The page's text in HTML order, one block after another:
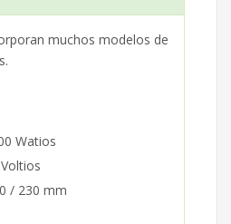
muchos modelos de
Watios
/ 230 mm